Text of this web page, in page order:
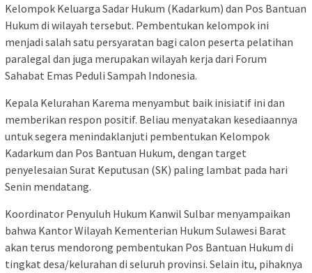
Kelompok Keluarga Sadar Hukum (Kadarkum) dan Pos Bantuan
Hukum di wilayah tersebut. Pembentukan kelompok ini
menjadi salah satu persyaratan bagi calon peserta pelatihan
paralegal dan juga merupakan wilayah kerja dari Forum
Sahabat Emas Peduli Sampah Indonesia.
Kepala Kelurahan Karema menyambut baik inisiatif ini dan
memberikan respon positif. Beliau menyatakan kesediaannya
untuk segera menindaklanjuti pembentukan Kelompok
Kadarkum dan Pos Bantuan Hukum, dengan target
penyelesaian Surat Keputusan (SK) paling lambat pada hari
Senin mendatang.
Koordinator Penyuluh Hukum Kanwil Sulbar menyampaikan
bahwa Kantor Wilayah Kementerian Hukum Sulawesi Barat
akan terus mendorong pembentukan Pos Bantuan Hukum di
tingkat desa/kelurahan di seluruh provinsi. Selain itu, pihaknya